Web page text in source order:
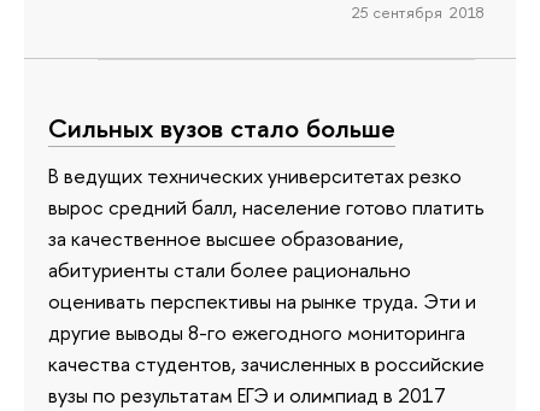
25 сентября 2018
Сильных вузов стало больше
В ведущих технических университетах резко
вырос средний балл, население готово платить
за качественное высшее образование,
абитуриенты стали более рационально
оценивать перспективы на рынке труда. Эти и
другие выводы 8-го ежегодного мониторинга
качества студентов, зачисленных в российские
вузы по результатам ЕГЭ и олимпиад в 2017